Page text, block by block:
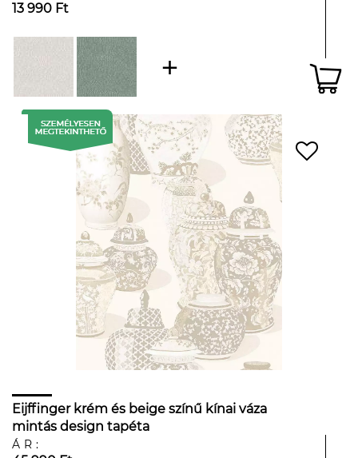
13 990 Ft
Eijffinger krém és beige színű kínai váza
mintás design tapéta
ÁR: